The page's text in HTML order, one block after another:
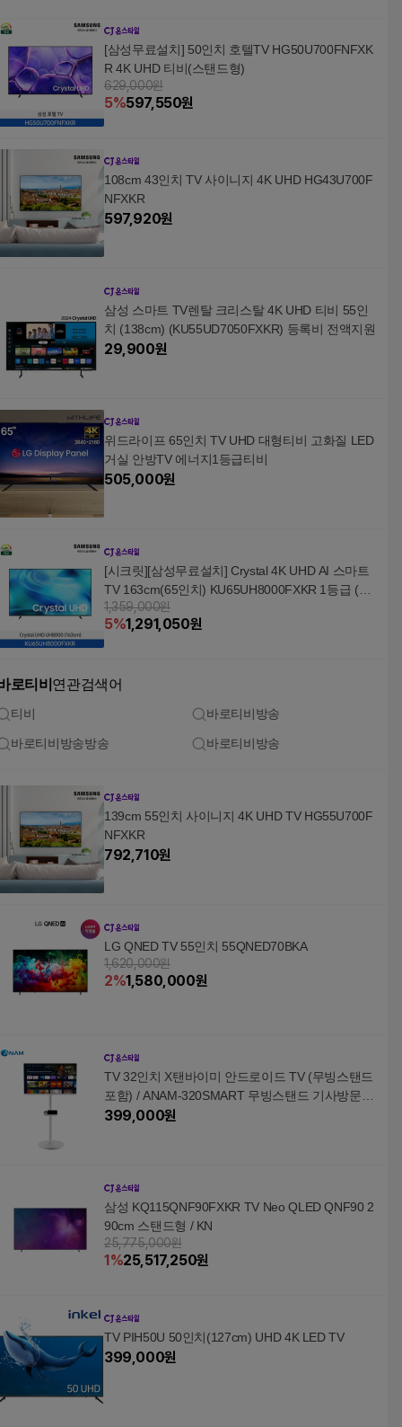
[삼성무료설치] 50인치 호텔TV HG50U700FNFXK
R 4K UHD 티비(스탠드형)
629,000원
5%597,550원
108cm 43인치 TV 사이니지 4K UHD HG43U700F
NFXKR
597,920원
삼성 스마트 TV렌탈 크리스탈 4K UHD 티비 55인
치 (138cm) (KU55UD7050FXKR) 등록비 전액지원
29,900원
위드라이프 65인치 TV UHD 대형티비 고화질 LED
거실 안방TV 에너지1등급티비
505,000원
[시크릿][삼성무료설치] Crystal 4K UHD AI 스마트
TV 163cm(65인치) KU65UH8000FXKR 1등급 (스
탠드형)
1,359,000원
5%1,291,050원
로티비 연관검색어
티비 바로티비방송
바로티비방송방송 바로티비방송
139cm 55인치 사이니지 4K UHD TV HG55U700F
NFXKR
792,710원
LG QNED TV 55인치 55QNED70BKA
1,620,000원
2%1,580,000원
TV 32인치 X탠바이미 안드로이드 TV (무빙스탠드
포함) / ANAM-320SMART 무빙스탠드 기사방문설
치
399,000원
삼성 KQ115QNF90FXKR TV Neo QLED QNF90 2
90cm 스탠드형 / KN
25,775,000원
1%25,517,250원
TV PIH50U 50인치(127cm) UHD 4K LED TV
399,000원